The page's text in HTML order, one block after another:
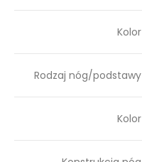
Kolor
Rodzaj nóg/podstawy
Kolor